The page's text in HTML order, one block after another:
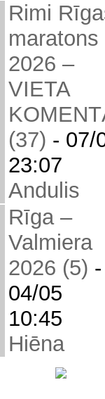
Rimi
maratons
2026 –
VIETA
(37) - 07/
23:07
Andulis
Rīga –
Valmiera
2026 (5) -
04/05
10:45
Hiēna